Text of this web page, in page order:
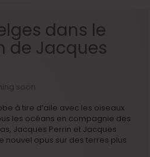
dans le
de Jacques
soon
à tire d’aile avec les oiseaux
les océans en compagnie des
Jacques Perrin et Jacques
nouvel opus sur des terres plus